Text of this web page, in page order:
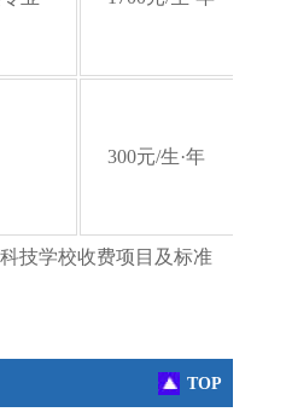
300元/生·年
技学校收费项目 及标准
TOP